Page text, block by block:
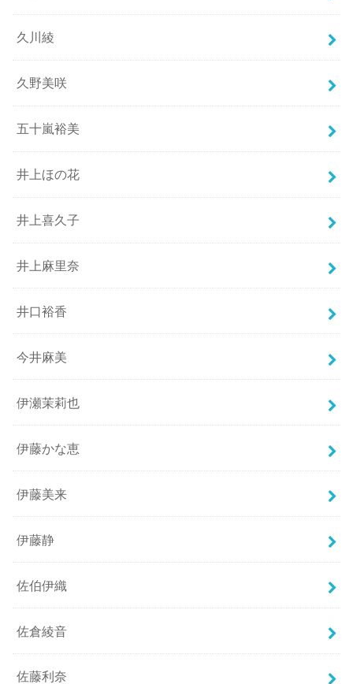
久川綾
久野美咲
五十嵐裕美
井上ほの花
井上喜久子
井上麻里奈
井口裕香
今井麻美
伊瀬茉莉也
伊藤かな恵
伊藤美来
伊藤静
佐伯伊織
佐倉綾音
佐藤利奈